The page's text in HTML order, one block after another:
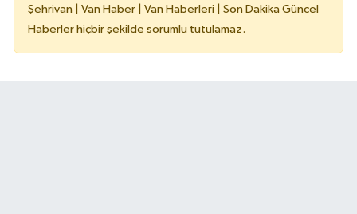
Şehrivan | Van Haber | Van Haberleri | Son Dakika Güncel
Haberler hiçbir şekilde sorumlu tutulamaz.